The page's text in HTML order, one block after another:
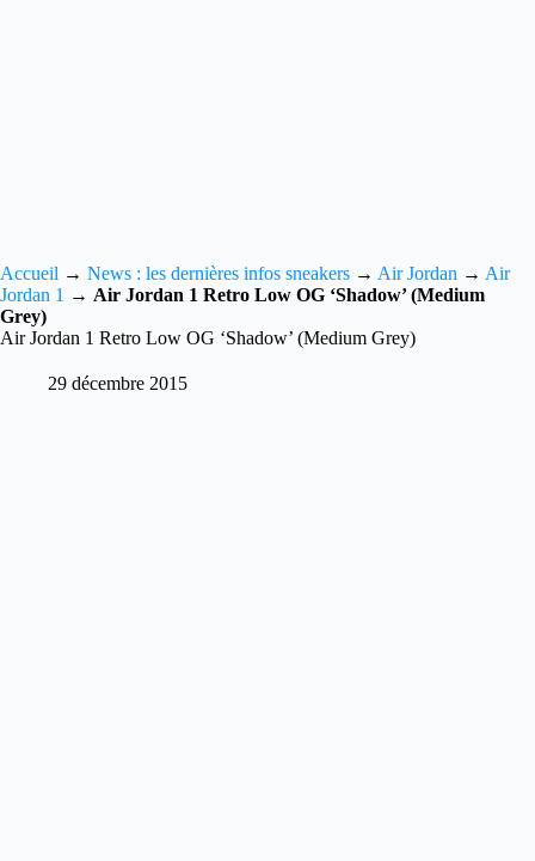
Accueil → News : les dernières infos sneakers → Air Jordan → Air
Jordan 1 → Air Jordan 1 Retro Low OG ‘Shadow’ (Medium
Grey)
Air Jordan 1 Retro Low OG ‘Shadow’ (Medium Grey)
29 décembre 2015